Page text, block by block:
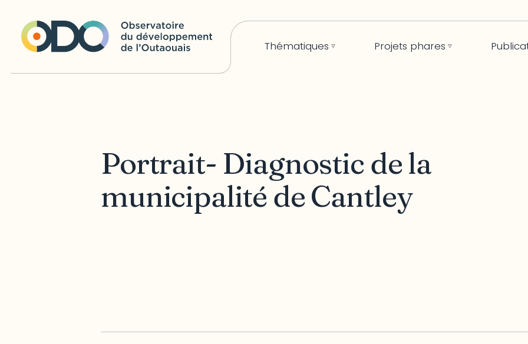
Thématiques Projets phares
Portrait- Diagnostic de la
municipalité de Cantley